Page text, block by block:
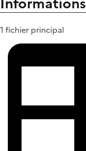
1 fichier principal